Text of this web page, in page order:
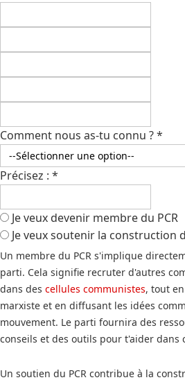
Comment nous as-tu connu ?*
Précisez : *
Je veux devenir membre du PCR
Je veux soutenir la construction
Un membre du PCR s'implique
parti. Cela signifie recruter d'autres
dans des cellules communistes, tout
marxiste et en diffusant les idées
mouvement. Le parti fournira des
conseils et des outils pour t'aider dans
Un soutien du PCR contribue à la